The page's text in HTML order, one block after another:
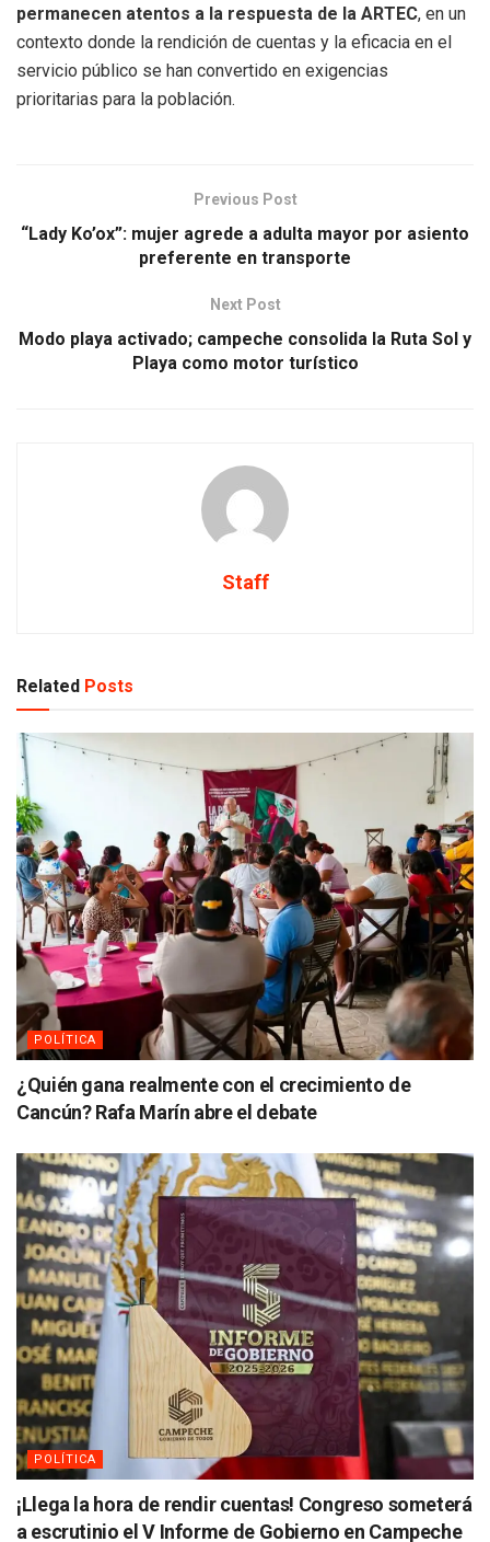
permanecen atentos a la respuesta de la ARTEC, en un
contexto donde la rendición de cuentas y la eficacia en el
servicio público se han convertido en exigencias
prioritarias para la población.
Previous Post
“Lady Ko’ox”: mujer agrede a adulta mayor por asiento
preferente en transporte
Next Post
Modo playa activado; campeche consolida la Ruta Sol y
Playa como motor turístico
Staff
Related Posts
POLÍTICA
¿Quién gana realmente con el crecimiento de
Cancún? Rafa Marín abre el debate
POLÍTICA
¡Llega la hora de rendir cuentas! Congreso someterá
a escrutinio el V Informe de Gobierno en Campeche